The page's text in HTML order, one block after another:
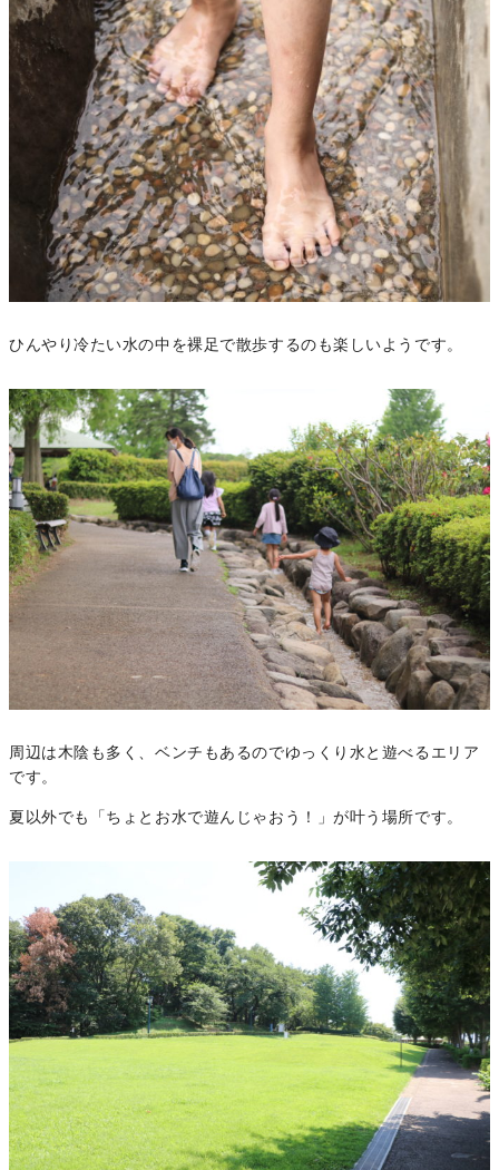
ひんやり冷たい水の中を裸足で散歩するのも楽しいようです。
周辺は木陰も多く、ベンチもあるのでゆっくり水と遊べるエリア
です。
夏以外でも「ちょとお水で遊んじゃおう！」が叶う場所です。